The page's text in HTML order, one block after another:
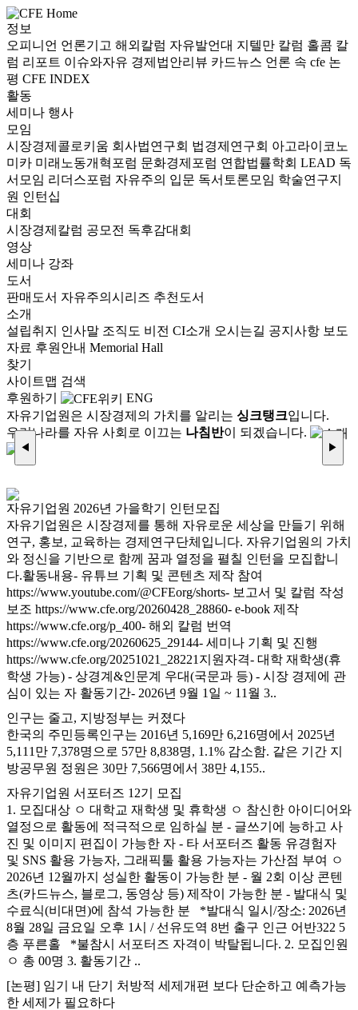
정보
오피니언 언론기고 해외칼럼 자유발언대 지텔만 칼럼 홀콤 칼
럼 리포트 이슈와자유 경제법안리뷰 카드뉴스 언론 속 cfe 논
평 CFE INDEX
활동
세미나 행사
모임
시장경제콜로키움 회사법연구회 법경제연구회 아고라이코노
미카 미래노동개혁포럼 문화경제포럼 연합법률학회 LEAD 독
서모임 리더스포럼 자유주의 입문 독서토론모임 학술연구지
원 인턴십
대회
시장경제칼럼 공모전 독후감대회
영상
세미나 강좌
도서
판매도서 자유주의시리즈 추천도서
소개
설립취지 인사말 조직도 비전 CI소개 오시는길 공지사항 보도
자료 후원안내 Memorial Hall
찾기
사이트맵 검색
후원하기
ENG
자유기업원은 시장경제의 가치를 알리는 싱크탱크입니다.
우리나라를 자유 사회로 이끄는 나침반이 되겠습니다.
◀ ▶
자유기업원 2026년 가을학기 인턴모집
자유기업원은 시장경제를 통해 자유로운 세상을 만들기 위해
연구, 홍보, 교육하는 경제연구단체입니다. 자유기업원의 가치
와 정신을 기반으로 함께 꿈과 열정을 펼칠 인턴을 모집합니
다.활동내용- 유튜브 기획 및 콘텐츠 제작 참여
https://www.youtube.com/@CFEorg/shorts- 보고서 및 칼럼 작성
보조 https://www.cfe.org/20260428_28860- e-book 제작
https://www.cfe.org/p_400- 해외 칼럼 번역
https://www.cfe.org/20260625_29144- 세미나 기획 및 진행
https://www.cfe.org/20251021_28221지원자격- 대학 재학생(휴
학생 가능) - 상경계&인문계 우대(국문과 등) - 시장 경제에 관
심이 있는 자 활동기간- 2026년 9월 1일 ~ 11월 3..
인구는 줄고, 지방정부는 커졌다
한국의 주민등록인구는 2016년 5,169만 6,216명에서 2025년
5,111만 7,378명으로 57만 8,838명, 1.1% 감소함. 같은 기간 지
방공무원 정원은 30만 7,566명에서 38만 4,155..
자유기업원 서포터즈 12기 모집
1. 모집대상 ㅇ 대학교 재학생 및 휴학생 ㅇ 참신한 아이디어와
열정으로 활동에 적극적으로 임하실 분 - 글쓰기에 능하고 사
진 및 이미지 편집이 가능한 자 - 타 서포터즈 활동 유경험자
및 SNS 활용 가능자, 그래픽툴 활용 가능자는 가산점 부여 ㅇ
2026년 12월까지 성실한 활동이 가능한 분 - 월 2회 이상 콘텐
츠(카드뉴스, 블로그, 동영상 등) 제작이 가능한 분 - 발대식 및
수료식(비대면)에 참석 가능한 분 *발대식 일시/장소: 2026년
8월 28일 금요일 오후 1시 / 선유도역 8번 출구 인근 어반322 5
층 푸른홀 *불참시 서포터즈 자격이 박탈됩니다. 2. 모집인원
ㅇ 총 00명 3. 활동기간 ..
[논평] 임기 내 단기 처방적 세제개편 보다 단순하고 예측가능
한 세제가 필요하다